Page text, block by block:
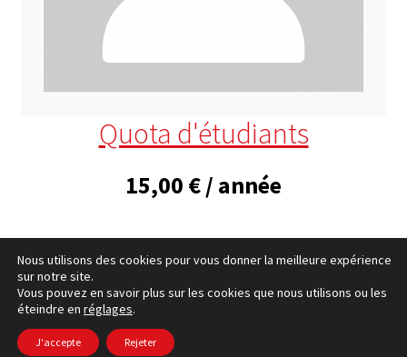
Quota d'étudiants
15,00 €/ année
cookies Politique– © Ccluxemburg 2006 - 2026 –
de confidentialité
Nous utilisons des cookies pour vous donner la meilleure expérience
sur notre site.
Vous pouvez en savoir plus sur les cookies que nous utilisons ou les
éteindre en réglages.
J'accepte Rejeter